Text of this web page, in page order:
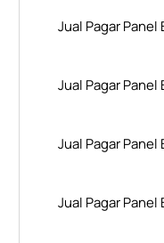
Jual Pagar Panel
Jual Pagar
Jual Pagar Panel
Jual Pagar